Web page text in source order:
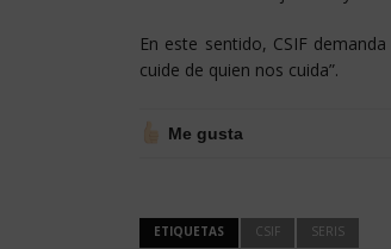
En este sentido, CSIF
cuide de quien nos cuida”.
Me gusta
ETIQUETAS CSIF SERIS